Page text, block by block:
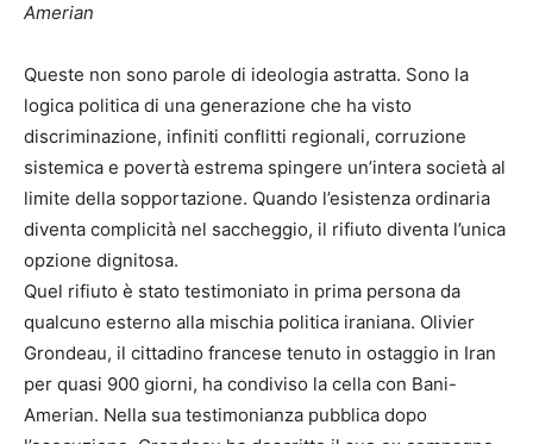
Amerian
Queste non sono parole di ideologia astratta. Sono la
logica politica di una generazione che ha visto
discriminazione, infiniti conflitti regionali, corruzione
sistemica e povertà estrema spingere un’intera società al
limite della sopportazione. Quando l’esistenza ordinaria
diventa complicità nel saccheggio, il rifiuto diventa l’unica
opzione dignitosa.
Quel rifiuto è stato testimoniato in prima persona da
qualcuno esterno alla mischia politica iraniana. Olivier
Grondeau, il cittadino francese tenuto in ostaggio in Iran
per quasi 900 giorni, ha condiviso la cella con Bani-
Amerian. Nella sua testimonianza pubblica dopo